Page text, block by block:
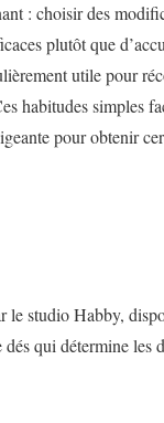
: choisir des
plutôt que
utile pour
habitudes simples
pour obtenir
studio Habby,
qui détermine